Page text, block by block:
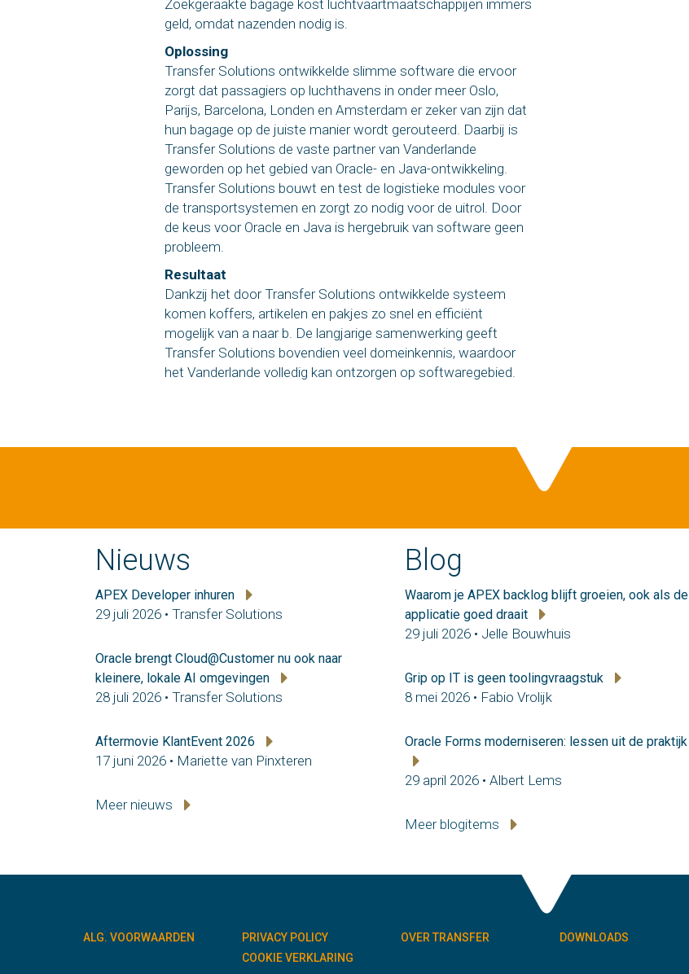
Zoekgeraakte bagage kost luchtvaartmaatschappijen immers
geld, omdat nazenden nodig is.
Oplossing
Transfer Solutions ontwikkelde slimme software die ervoor
zorgt dat passagiers op luchthavens in onder meer Oslo,
Parijs, Barcelona, Londen en Amsterdam er zeker van zijn dat
hun bagage op de juiste manier wordt gerouteerd. Daarbij is
Transfer Solutions de vaste partner van Vanderlande
geworden op het gebied van Oracle- en Java-ontwikkeling.
Transfer Solutions bouwt en test de logistieke modules voor
de transportsystemen en zorgt zo nodig voor de uitrol. Door
de keus voor Oracle en Java is hergebruik van software geen
probleem.
Resultaat
Dankzij het door Transfer Solutions ontwikkelde systeem
komen koffers, artikelen en pakjes zo snel en efficiënt
mogelijk van a naar b. De langjarige samenwerking geeft
Transfer Solutions bovendien veel domeinkennis, waardoor
het Vanderlande volledig kan ontzorgen op softwaregebied.
Nieuws
APEX Developer inhuren
29 juli 2026 • Transfer Solutions
Oracle brengt Cloud@Customer nu ook naar
kleinere, lokale AI omgevingen
28 juli 2026 • Transfer Solutions
Aftermovie KlantEvent 2026
17 juni 2026 • Mariette van Pinxteren
Meer nieuws
Blog
Waarom je APEX backlog blijft groeien, ook als de
applicatie goed draait
29 juli 2026 • Jelle Bouwhuis
Grip op IT is geen toolingvraagstuk
8 mei 2026 • Fabio Vrolijk
Oracle Forms moderniseren: lessen uit de praktijk
29 april 2026 • Albert Lems
Meer blogitems
ALG. VOORWAARDEN
PRIVACY POLICY
COOKIE VERKLARING
OVER TRANSFER DOWNLOADS